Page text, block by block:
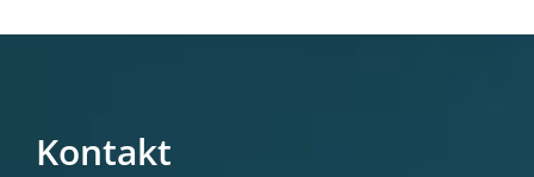
Kontakt